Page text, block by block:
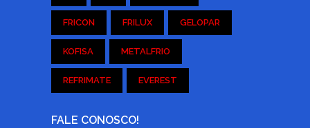
FRICON FRILUX GELOPAR
KOFISA METALFRIO
REFRIMATE EVEREST
FALE CONOSCO!